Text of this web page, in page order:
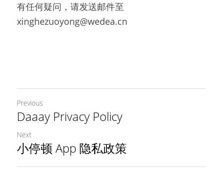
有任何疑问，请发送邮件至
xinghezuoyong@wedea.cn
Previous
Daaay Privacy Policy
Next
小停顿 App 隐私政策